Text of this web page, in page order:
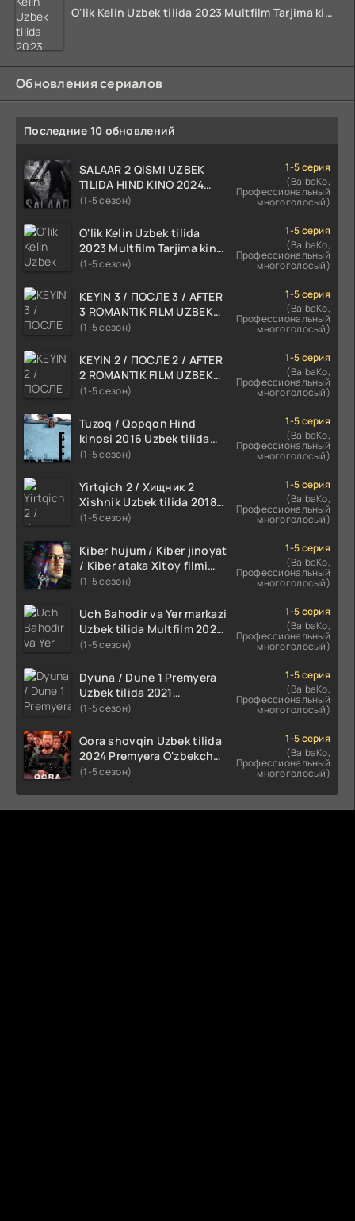
O'lik Kelin Uzbek tilida 2023 Multfilm Tarjima kino skachat
Обновления сериалов
Последние 10 обновлений
SALAAR 2 QISMI UZBEK
TILIDA HIND KINO 2024
TARJIMA 720p HD Skachat
(1-5 сезон)
1-5 серия
(BaibaKo,
Профессиональный
многоголосый)
O'lik Kelin Uzbek tilida
2023 Multfilm Tarjima kino
skachat
(1-5 сезон)
1-5 серия
(BaibaKo,
Профессиональный
многоголосый)
KEYIN 3 / ПОСЛЕ 3 / AFTER
3 ROMANTIK FILM UZBEK
TILIDA 2021 TARJIMA FILM
(1-5 сезон)
1-5 серия
(BaibaKo,
Профессиональный
многоголосый)
KEYIN 2 / ПОСЛЕ 2 / AFTER
2 ROMANTIK FILM UZBEK
TILIDA 2020 TARJIMA FILM
(1-5 сезон)
1-5 серия
(BaibaKo,
Профессиональный
многоголосый)
Tuzoq / Qopqon Hind
kinosi 2016 Uzbek tilida
tarjima film HD
(1-5 сезон)
1-5 серия
(BaibaKo,
Профессиональный
многоголосый)
Yirtqich 2 / Хищник 2
Xishnik Uzbek tilida 2018-
2024 O'zbekcha tarjima
(1-5 сезон)
1-5 серия
(BaibaKo,
Профессиональный
многоголосый)
Kiber hujum / Kiber jinoyat
/ Kiber ataka Xitoy filmi
Uzbek tilida O'zbekcha
HD skachat
(1-5 сезон)
1-5 серия
(BaibaKo,
Профессиональный
многоголосый)
Uch Bahodir va Yer markazi
Uzbek tilida Multfilm 2025
tarjima HD skachat
(1-5 сезон)
1-5 серия
(BaibaKo,
Профессиональный
многоголосый)
Dyuna / Dune 1 Premyera
Uzbek tilida 2021
O'zbekcha tarjima kino HD
(1-5 сезон)
1-5 серия
(BaibaKo,
Профессиональный
многоголосый)
Qora shovqin Uzbek tilida
2024 Premyera O'zbekcha
tarjima kino HD skachat
(1-5 сезон)
1-5 серия
(BaibaKo,
Профессиональный
многоголосый)